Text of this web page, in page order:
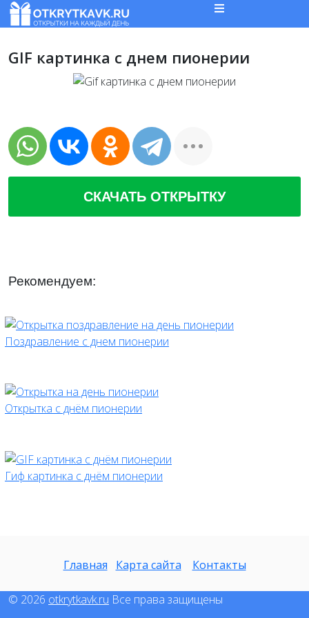
GIF картинка с днем пионерии
СКАЧАТЬ ОТКРЫТКУ
Рекомендуем:
Поздравление с днем пионерии
Открытка с днём пионерии
Гиф картинка с днём пионерии
Главная Карта сайта Контакты
© 2026 otkrytkavk.ru Все права защищены